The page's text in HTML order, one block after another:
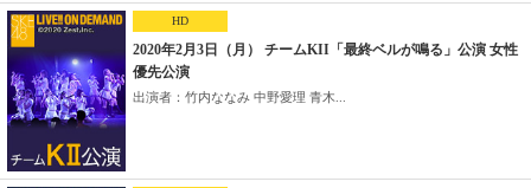
HD
2020年2月3日（月） チームKII「最終ベルが鳴る」公演 女性
優先公演
出演者：竹内ななみ 中野愛理 青木...